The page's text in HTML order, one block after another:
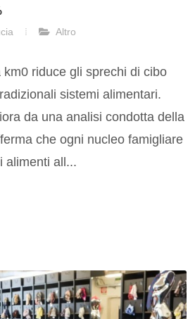
Altro
riduce gli sprechi di cibo
sistemi alimentari.
da una analisi condotta della
che ogni nucleo famigliare
alimenti all...